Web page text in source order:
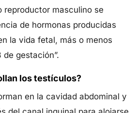
reproductor masculino se
de hormonas producidas
la vida fetal, más o menos
de gestación”.
los testículos?
en la cavidad abdominal y